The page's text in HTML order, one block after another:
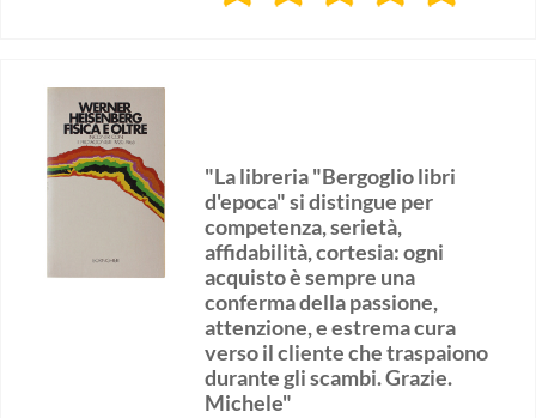
"La libreria "Bergoglio libri
d'epoca" si distingue per
competenza, serietà,
affidabilità, cortesia: ogni
acquisto è sempre una
conferma della passione,
attenzione, e estrema cura
verso il cliente che traspaiono
durante gli scambi. Grazie.
Michele"